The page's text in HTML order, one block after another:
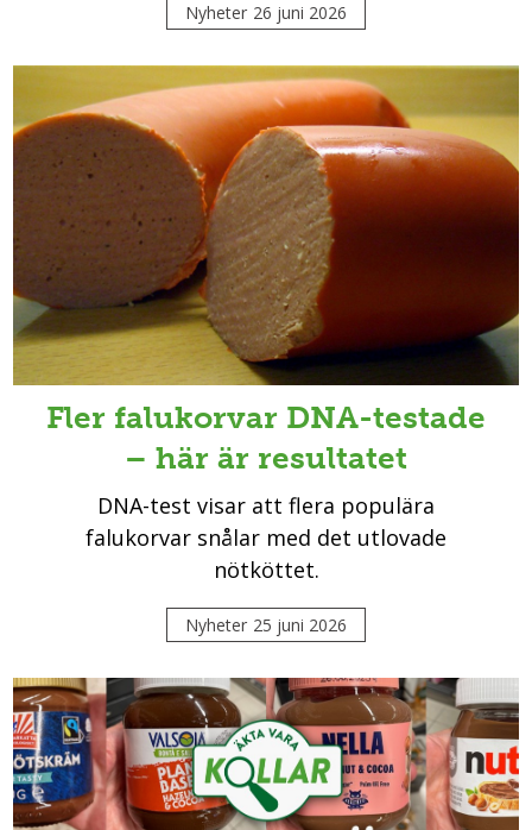
Nyheter 26 juni 2026
Fler falukorvar DNA-testade
– här är resultatet
DNA-test visar att flera populära
falukorvar snålar med det utlovade
nötköttet.
Nyheter 25 juni 2026